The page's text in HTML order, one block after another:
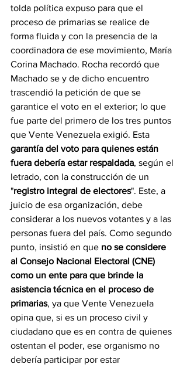
tolda política expuso para que el
proceso de primarias se realice de
forma fluida y con la presencia de la
coordinadora de ese movimiento, María
Corina Machado. Rocha recordó que
Machado se y de dicho encuentro
trascendió la petición de que se
garantice el voto en el exterior; lo que
fue parte del primero de los tres puntos
que Vente Venezuela exigió. Esta
garantía del voto para quienes están
fuera debería estar respaldada, según el
letrado, con la construcción de un
"registro integral de electores". Este, a
juicio de esa organización, debe
considerar a los nuevos votantes y a las
personas fuera del país. Como segundo
punto, insistió en que no se considere
al Consejo Nacional Electoral (CNE)
como un ente para que brinde la
asistencia técnica en el proceso de
primarias, ya que Vente Venezuela
opina que, si es un proceso civil y
ciudadano que es en contra de quienes
ostentan el poder, ese organismo no
debería participar por estar